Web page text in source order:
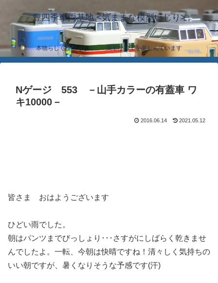
豊四季車両基地 <気ままな模型いじり>
本物らしく模型らしく… 簡単な加工を楽しんでいます
Nゲージ 553 －山手カラーの有蓋車 ワ
キ10000－
2016.06.14 2021.05.12
皆さま おはようございます
ひどい雨でした。
朝はパンツまでびっしょり･･･さすがにしばらく乾きませ
んでしたよ。一転、今朝は快晴ですね！清々しく気持ちの
いい朝ですが、暑くなりそうな予感です(汗)